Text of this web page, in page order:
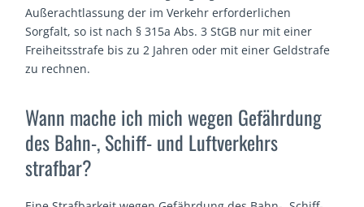
Außerachtlassung der im Verkehr erforderlichen
Sorgfalt, so ist nach § 315a Abs. 3 StGB nur mit einer
Freiheitsstrafe bis zu 2 Jahren oder mit einer Geldstrafe
zu rechnen.
Wann mache ich mich wegen Gefährdung
des Bahn-, Schiff- und Luftverkehrs
strafbar?